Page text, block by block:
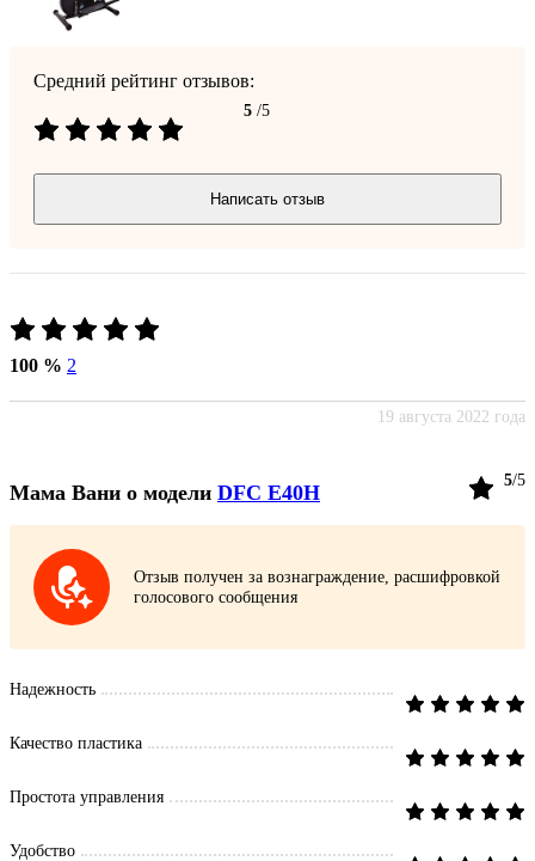
Средний рейтинг отзывов:
5 /5
Написать отзыв
100 % 2
Мама Вани о модели DFC E40H
19 августа 2022 года
5/5
Надежность
Качество пластика
Простота управления
Удобство
Отзыв получен за вознаграждение, расшифровкой
голосового сообщения